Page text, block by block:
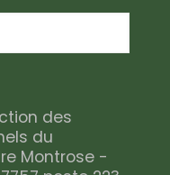
des
du
Montrose -